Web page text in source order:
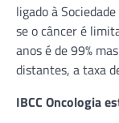
ligado à
se o câncer é
anos é de 99%
distantes, a taxa
IBCC Oncologia